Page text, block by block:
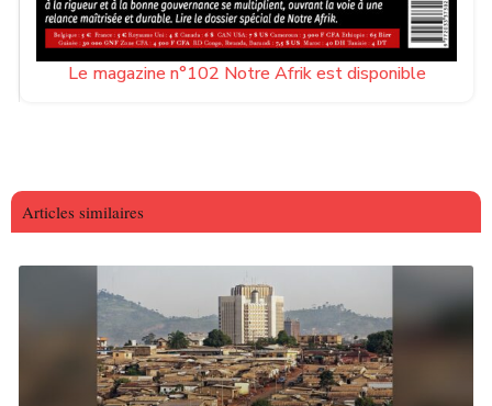
Le magazine n°102 Notre Afrik est disponible
Articles similaires